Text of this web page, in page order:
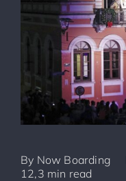
By Now Boarding
12,3 min read